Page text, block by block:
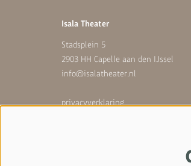
Isala Theater
Stadsplein 5
2903 HH Capelle aan den IJssel
info@isalatheater.nl
privacyverklaring